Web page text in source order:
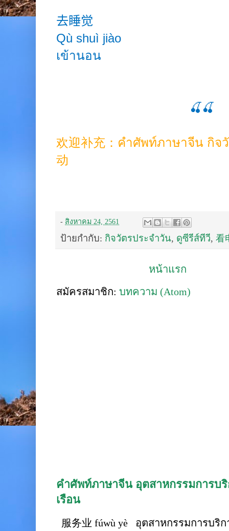
去睡觉
Qù shuì jiào
เข้านอน
🍒🍒
欢迎补充：คำศัพท์ภาษาจีน กิจ
动
- สิงหาคม 24, 2561
ป้ายกำกับ: กิจวัตรประจำวัน, ดูซีรีส์ทีวี, 看
หน้าแรก
สมัครสมาชิก: บทความ (Atom)
คำศัพท์ภาษาจีน อุตสาหกรรมการบ
เรือน
服务业 fúwù yè อุตสาหกรรมการบริ